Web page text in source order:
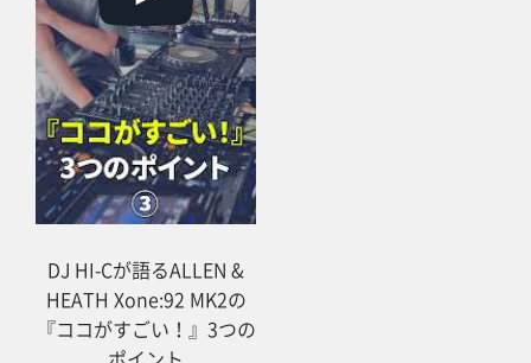
DJ HI-Cが語るALLEN &
HEATH Xone:92 MK2の
『ココがすごい！』3つの